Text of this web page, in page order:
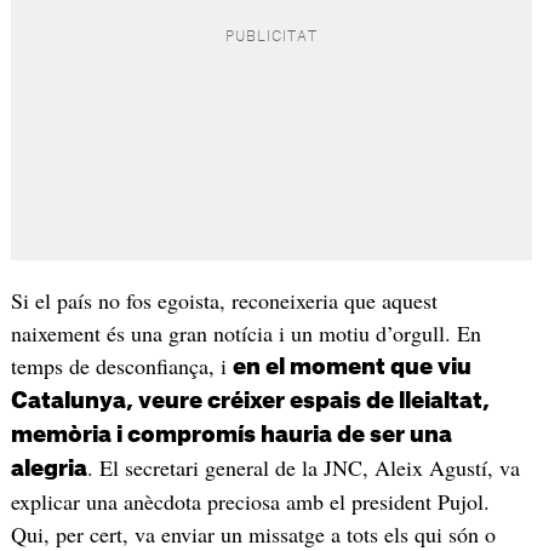
Si el país no fos egoista, reconeixeria que aquest
naixement és una gran notícia i un motiu d’orgull. En
temps de desconfiança, i en el moment que viu
Catalunya, veure créixer espais de lleialtat,
memòria i compromís hauria de ser una
alegria. El secretari general de la JNC, Aleix Agustí, va
explicar una anècdota preciosa amb el president Pujol.
Qui, per cert, va enviar un missatge a tots els qui són o